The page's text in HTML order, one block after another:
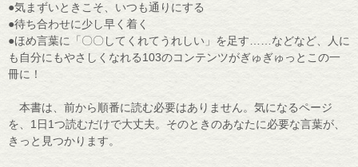
●気まずいときこそ、いつも通りにする
●待ち合わせに少し早く着く
●ほめ言葉に「〇〇してくれてうれしい」を足す……などなど、人に
も自分にもやさしくなれる103のコンテンツがぎゅぎゅっとこの一
冊に！
本書は、前から順番に読む必要はありません。気になるページ
を、1日1つ読むだけで大丈夫。そのときのあなたに必要な言葉が、
きっと見つかります。